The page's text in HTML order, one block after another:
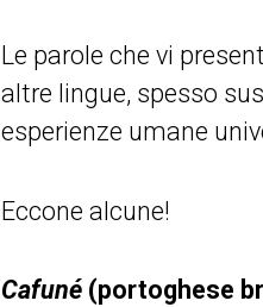
Le parole che vi
altre lingue, spesso
esperienze umane
Eccone alcune!
Cafuné (portoghese